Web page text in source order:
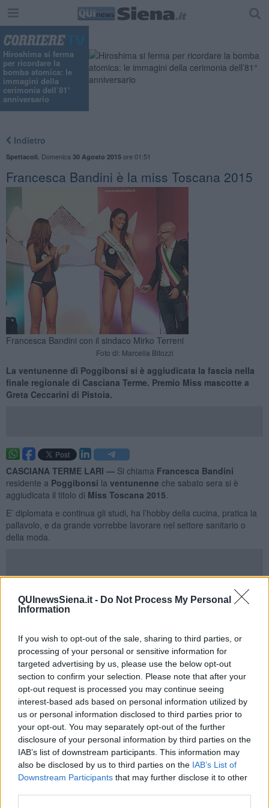
QUInewsSiena.it - Do Not Process My Personal
Information
If you wish to opt-out of the sale, sharing to third parties, or
processing of your personal or sensitive information for
targeted advertising by us, please use the below opt-out
section to confirm your selection. Please note that after your
opt-out request is processed you may continue seeing
interest-based ads based on personal information utilized by
us or personal information disclosed to third parties prior to
your opt-out. You may separately opt-out of the further
disclosure of your personal information by third parties on the
IAB’s list of downstream participants. This information may
also be disclosed by us to third parties on the IAB’s List of
Downstream Participants that may further disclose it to other
Hiroshima si ferma
per ricordare la
bomba atomica: le
immagini della
cerimonia dell’81°
anniversario
Indietro
Spettacoli Domenica 30 Agosto 2015ore 01:51
Francesca Bandini è la miss Toscana 2015
Francesca Bandini con il sindaco Mirko Terreni
Foto di: Marcella Bitozzi
La ventunenne di Poggibonsi si è aggiudicata la fascia nella
finale regionale di Casciana Terme. Premio Miss mascotte a
Greta Ceccarini di Pistoia.
CASCIANA TERME LARI — Si chiama Francesca Bandini
residente a Poggibonsi la ventunenne che sabato sera si è
aggiudicata il titolo di Miss Toscana 2015
E’ diplomata e continua gli studi, ha l’hobby della cucina, pratica la
pallavolo, e da grande vorrebbe lavorare nel settore sanitario o
della moda.
La scelta finale di Francesca è stata fatta dalla giuria tra cinque
finaliste: oltre aFrancesca Bandinidi Poggibonsi,Isabella Ulivelli
di Pisa,Catalina Ciocan
Il premio dimiss mascotte è stato assegnato alla diciassettenne
Greta Ceccarini di Pistoia che parteciperà di diritto alle finali di
Miss Toscana del 2016.
Diletta Mazziadi Sesto Fiorentino è andato il premio in memoria
di Lolette Conti, attraverso la votazione online organizzata dal
giornale “La Nazione”.
Miss Granducato è stata incoronata dal dottorValerio Massimo
RomeoVice Prefetto Vicario e Commissario nel periodo
precedente le elezioni del Consiglio del nuovo Comune Casciana
Terme Lari, ilSindaco Mirko Terrenile ha messo la fascia e
Veronica Fedolfimiss Toscana 2014 le ha consegnato il mazzo